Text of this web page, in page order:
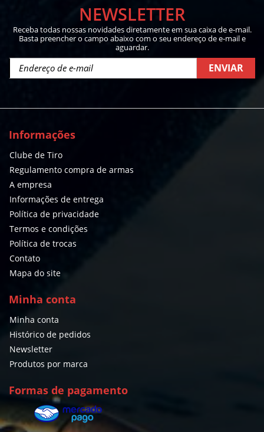
NEWSLETTER
Receba todas nossas novidades diretamente em sua caixa de e-mail.
Basta preencher o campo abaixo com o seu endereço de e-mail e
aguardar.
ENVIAR
Informações
Clube de Tiro
Regulamento compra de armas
A empresa
Informações de entrega
Política de privacidade
Termos e condições
Política de trocas
Contato
Mapa do site
Minha conta
Minha conta
Histórico de pedidos
Newsletter
Produtos por marca
Formas de pagamento